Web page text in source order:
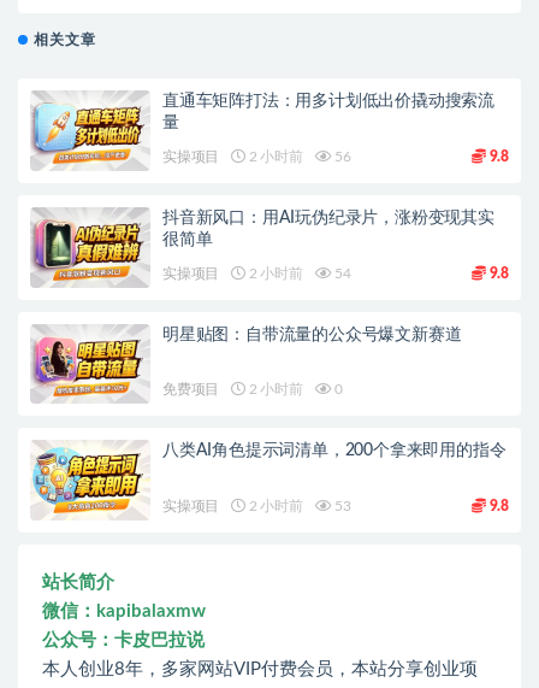
相关文章
直通车矩阵打法：用多计划低出价撬动搜索流
量
实操项目 2 小时前 56 9.8
抖音新风口：用AI玩伪纪录片，涨粉变现其实
很简单
实操项目 2 小时前 54 9.8
明星贴图：自带流量的公众号爆文新赛道
免费项目 2 小时前 0
八类AI角色提示词清单，200个拿来即用的指令
实操项目 2 小时前 53 9.8
站长简介
微信：kapibalaxmw
公众号：卡皮巴拉说
本人创业8年，多家网站VIP付费会员，本站分享创业项